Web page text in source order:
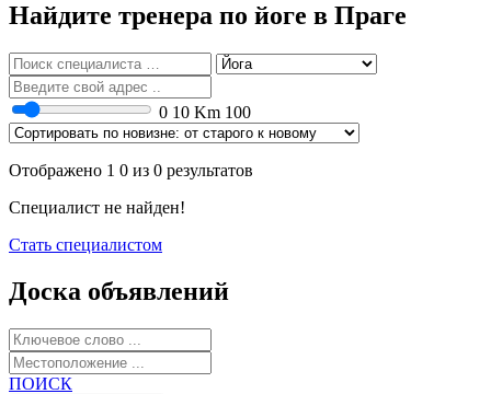
Найдите тренера по йоге в Праге
0 10 Km 100
Отображено 1 0 из 0 результатов
Специалист не найден!
Стать специалистом
Доска объявлений
ПОИСК